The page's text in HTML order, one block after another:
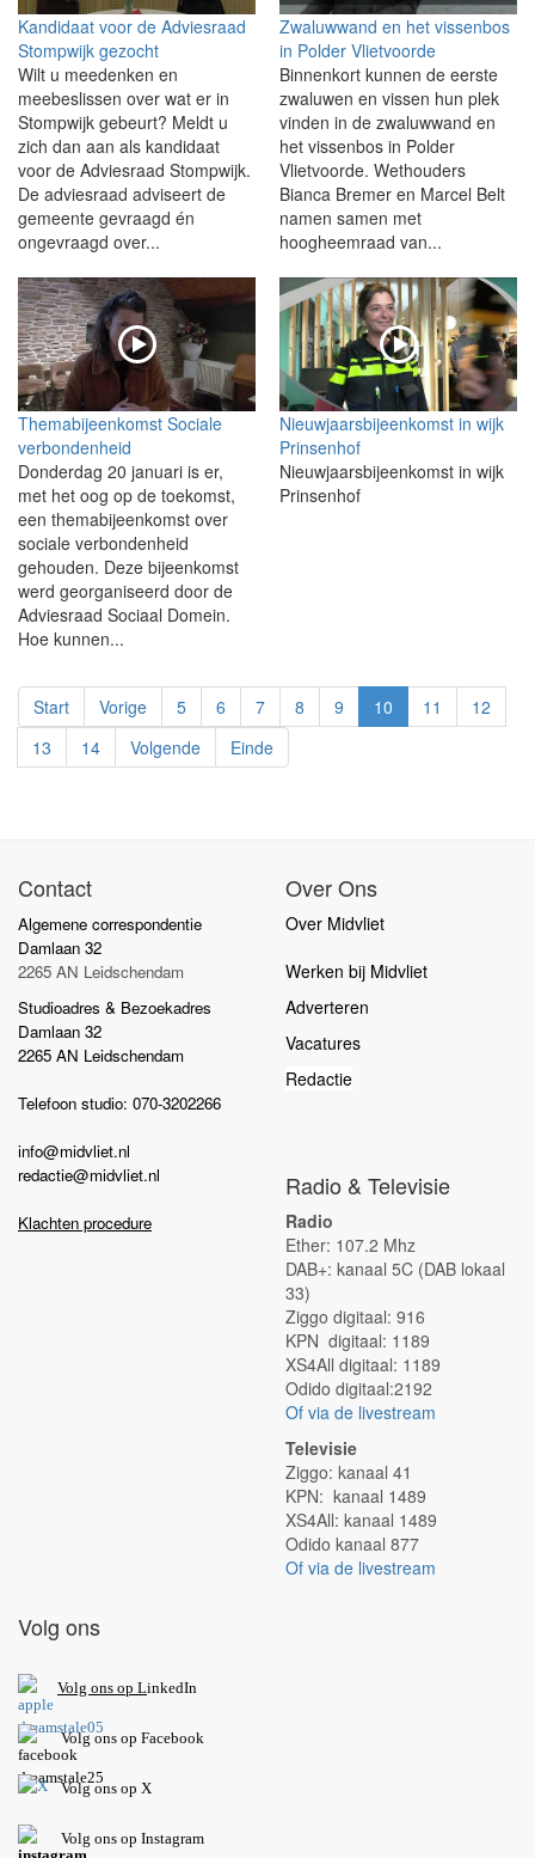
Kandidaat voor de Adviesraad
Stompwijk gezocht
Wilt u meedenken en
meebeslissen over wat er in
Stompwijk gebeurt? Meldt u
zich dan aan als kandidaat
voor de Adviesraad Stompwijk.
De adviesraad adviseert de
gemeente gevraagd én
ongevraagd over...
Zwaluwwand en het vissenbos
in Polder Vlietvoorde
Binnenkort kunnen de eerste
zwaluwen en vissen hun plek
vinden in de zwaluwwand en
het vissenbos in Polder
Vlietvoorde. Wethouders
Bianca Bremer en Marcel Belt
namen samen met
hoogheemraad van...
Themabijeenkomst Sociale
verbondenheid
Donderdag 20 januari is er,
met het oog op de toekomst,
een themabijeenkomst over
sociale verbondenheid
gehouden. Deze bijeenkomst
werd georganiseerd door de
Adviesraad Sociaal Domein.
Hoe kunnen...
Nieuwjaarsbijeenkomst in wijk
Prinsenhof
Nieuwjaarsbijeenkomst in wijk
Prinsenhof
Start Vorige 5 6 7 8 9 10 11
12
13
14 Volgende Einde
Contact
Algemene correspondentie
Damlaan 32
2265 AN Leidschendam
Studioadres & Bezoekadres
Damlaan 32
2265 AN Leidschendam
Telefoon studio: 070-3202266
info@midvliet.nl
redactie@midvliet.nl
Klachten procedure
Over Ons
Over Midvliet
Werken bij Midvliet
Adverteren
Vacatures
Redactie
Radio & Televisie
Radio
Ether: 107.2 Mhz
DAB+: kanaal 5C (DAB lokaal
33)
Ziggo digitaal: 916
KPN digitaal: 1189
XS4All digitaal: 1189
Odido digitaal:2192
Of via de livestream
Televisie
Ziggo: kanaal 41
KPN: kanaal 1489
XS4All: kanaal 1489
Odido kanaal 877
Of via de livestream
Volg ons
Volg ons op LinkedIn
Volg ons op Facebook
Volg ons op X
Volg ons op Instagram